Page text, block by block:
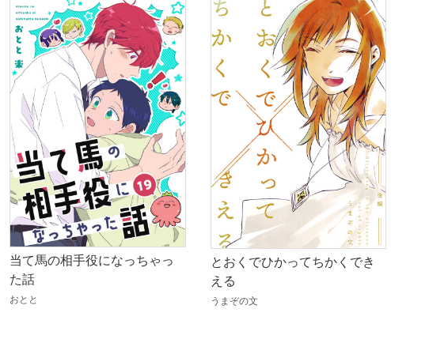
当て馬の相手役になっちゃっ
た話
おとと
とおくでひかってちかくでき
える
うまぞの文